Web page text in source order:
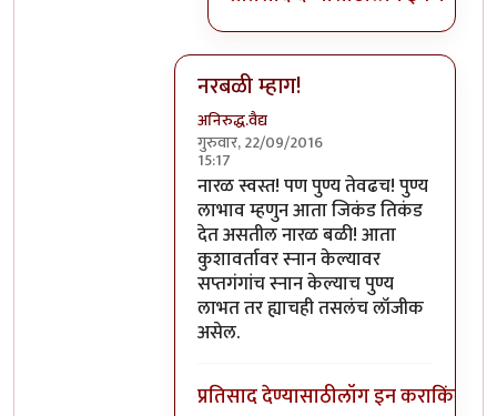
नरबळी म्हाग!
अनिरुद्ध.वैद्य
गुरुवार, 22/09/2016
15:17
In reply toमला शास्त्रार्थ वगैरे काही
नारळ स्वस्त! पण पुण्य तेवढच! पुण्य
लाभाव म्हणुन आता जिकंड तिकंड
देत असतील नारळ बळी! आता
कुशावर्तावर स्नान केल्यावर
सप्तगंगांच स्नान केल्याच पुण्य
लाभत तर ह्याचही तसलंच लॉजीक
असेल.
प्रतिसाद देण्यासाठीलॉग इन कराकिंवा